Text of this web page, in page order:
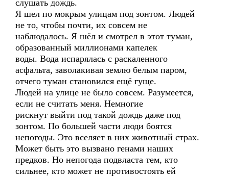
слушать дождь.
Я шел по мокрым улицам под зонтом. Людей
не то, чтобы почти, их совсем не
наблюдалось. Я шёл и смотрел в этот туман,
образованный миллионами капелек
воды. Вода испарялась с раскаленного
асфальта, заволакивая землю белым паром,
отчего туман становился ещё гуще.
Людей на улице не было совсем. Разумеется,
если не считать меня. Немногие
рискнут выйти под такой дождь даже под
зонтом. По большей части люди боятся
непогоды. Это вселяет в них животный страх.
Может быть это вызвано генами наших
предков. Но непогода подвласта тем, кто
сильнее, кто может не противостоять ей